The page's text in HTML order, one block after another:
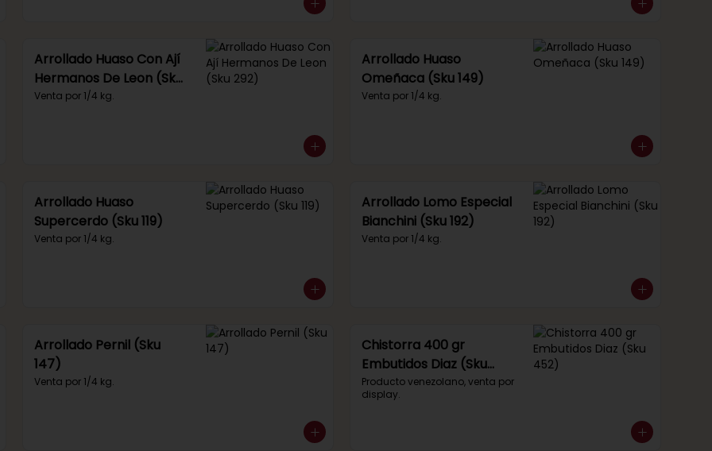
Arrollado Huaso Con Ají
Hermanos De Leon (Sku
292)
Venta por 1/4 kg.
Arrollado Huaso
Omeñaca (Sku 149)
Venta por 1/4 kg.
Arrollado Huaso
Supercerdo (Sku 119)
Venta por 1/4 kg.
Arrollado Lomo Especial
Bianchini (Sku 192)
Venta por 1/4 kg.
Arrollado Pernil (Sku
147)
Venta por 1/4 kg.
Chistorra 400 gr
Embutidos Diaz (Sku
452)
Producto venezolano, venta por
display.